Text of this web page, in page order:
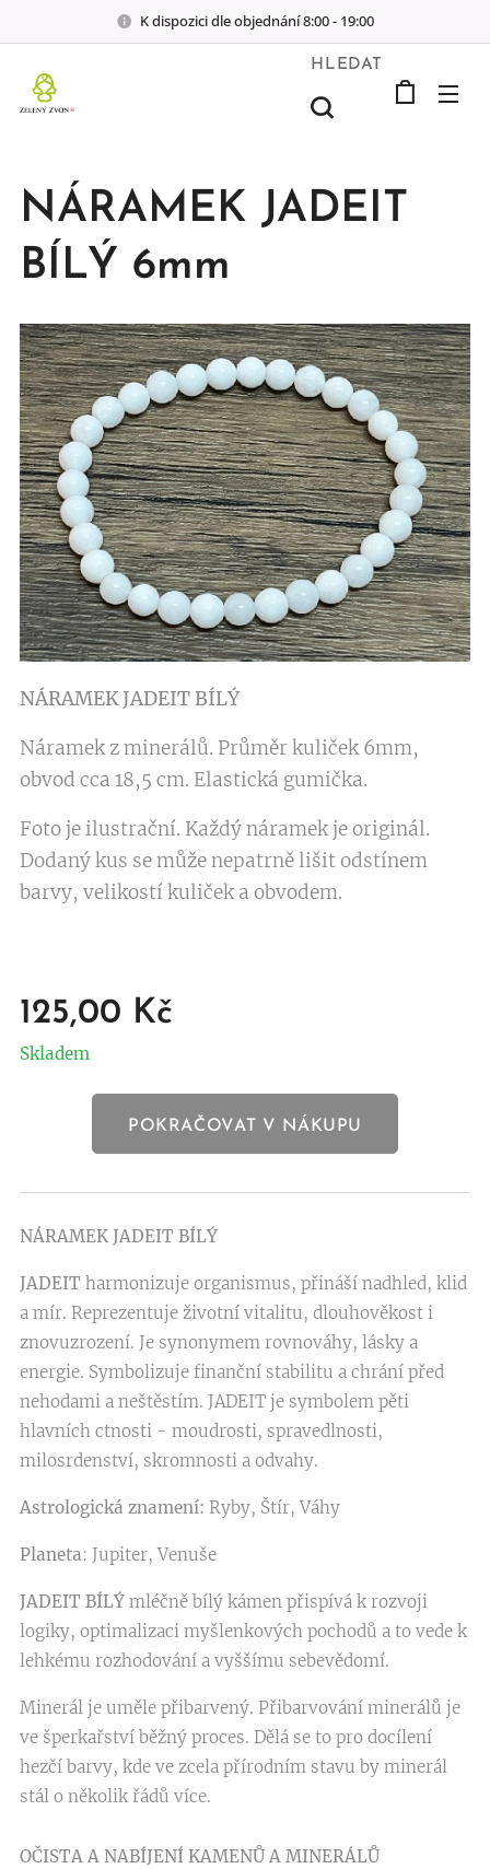
K dispozici dle objednání 8:00 - 19:00
HLEDAT
NÁRAMEK JADEIT
BÍLÝ 6mm
NÁRAMEK JADEIT BÍLÝ
Náramek z minerálů. Průměr kuliček 6mm,
obvod cca 18,5 cm. Elastická gumička.
Foto je ilustrační. Každý náramek je originál.
Dodaný kus se může nepatrně lišit odstínem
barvy, velikostí kuliček a obvodem.
125,00 Kč
Skladem
POKRAČOVAT V NÁKUPU
NÁRAMEK JADEIT BÍLÝ
JADEIT harmonizuje organismus, přináší nadhled, klid
a mír. Reprezentuje životní vitalitu, dlouhověkost i
znovuzrození. Je synonymem rovnováhy, lásky a
energie. Symbolizuje finanční stabilitu a chrání před
nehodami a neštěstím. JADEIT je symbolem pěti
hlavních ctnosti - moudrosti, spravedlnosti,
milosrdenství, skromnosti a odvahy.
Astrologická znamení: Ryby, Štír, Váhy
Planeta: Jupiter, Venuše
JADEIT BÍLÝ mléčně bílý kámen přispívá k rozvoji
logiky, optimalizaci myšlenkových pochodů a to vede k
lehkému rozhodování a vyššímu sebevědomí.
Minerál je uměle přibarvený. Přibarvování minerálů je
ve šperkařství běžný proces. Dělá se to pro docílení
hezčí barvy, kde ve zcela přírodním stavu by minerál
stál o několik řádů více.
OČISTA A NABÍJENÍ KAMENŮ A MINERÁLŮ